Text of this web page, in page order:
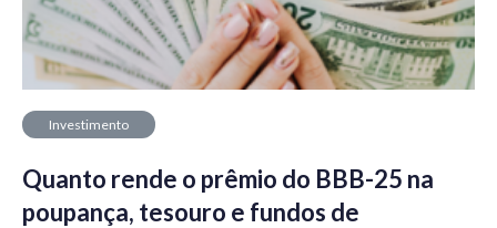
Investimento
Quanto rende o prêmio do BBB-25 na
poupança, tesouro e fundos de